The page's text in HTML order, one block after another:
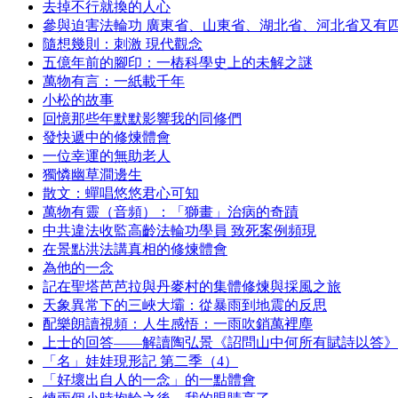
去掉不行就換的人心
參與迫害法輪功 廣東省、山東省、湖北省、河北省又有
隨想幾則：刺激 現代觀念
五億年前的腳印：一樁科學史上的未解之謎
萬物有言：一紙載千年
小松的故事
回憶那些年默默影響我的同修們
發快遞中的修煉體會
一位幸運的無助老人
獨憐幽草澗邊生
散文：蟬唱悠悠君心可知
萬物有靈（音頻）：「獅畫」治病的奇蹟
中共違法收監高齡法輪功學員 致死案例頻現
在景點洪法講真相的修煉體會
為他的一念
記在聖塔芭芭拉與丹麥村的集體修煉與採風之旅
天象異常下的三峽大壩：從暴雨到地震的反思
配樂朗讀視頻：人生感悟：一雨吹銷萬裡塵
上士的回答——解讀陶弘景《詔問山中何所有賦詩以答》
「名」娃娃現形記 第二季（4）
「好壞出自人的一念」的一點體會